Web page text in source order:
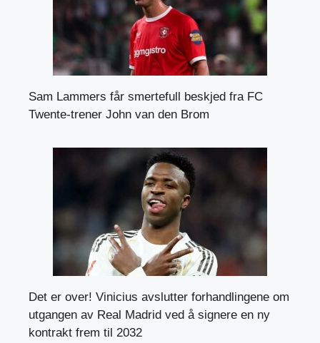
Sam Lammers får smertefull beskjed fra FC
Twente-trener John van den Brom
Det er over! Vinicius avslutter forhandlingene om
utgangen av Real Madrid ved å signere en ny
kontrakt frem til 2032